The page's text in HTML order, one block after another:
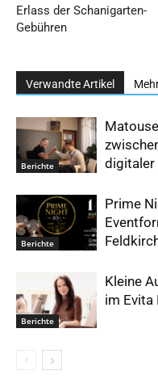
Erlass der Schanigarten-
Gebühren
Verwandte Artikel
Berichte
digitaler
Berichte
Prime
Berichte
Kleine
im Evita